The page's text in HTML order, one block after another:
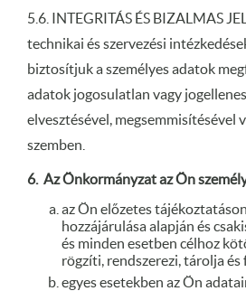
5.6. INTEGRITÁS ÉS BIZALMAS
technikai és szervezési
biztosítjuk a személyes adatok
adatok jogosulatlan vagy
elvesztésével, megsemmisítésével
szemben.
6. Az Önkormányzat az Ön
az Ön előzetes
hozzájárulása alapján és
és minden esetben célhoz
rögzíti, rendszerezi, tárolja és
egyes esetekben az Ön